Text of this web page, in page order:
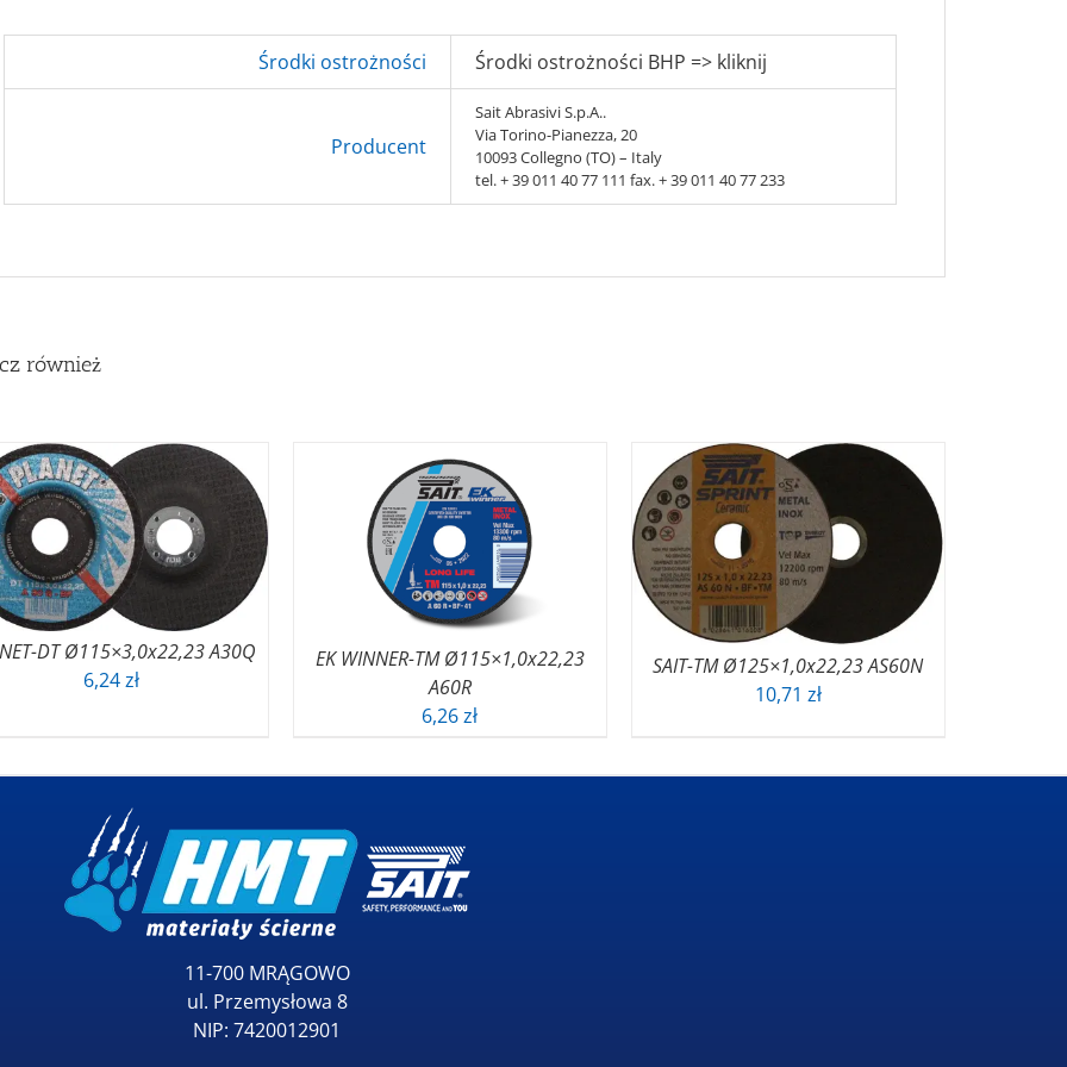
Środki ostrożności Środki ostrożności BHP => kliknij
Producent
Sait Abrasivi S.p.A..
Via Torino-Pianezza, 20
10093 Collegno (TO) – Italy
tel. + 39 011 40 77 111 fax. + 39 011 40 77 233
również
DT Ø115×3,0x22,23 A30Q
6,24zł
EK WINNER-TM Ø115×1,0x22,23
A60R
6,26zł
SAIT-TM Ø125×1,0x22,23 AS60N
10,71 zł
11-700 MRĄGOWO
ul. Przemysłowa 8
NIP: 7420012901